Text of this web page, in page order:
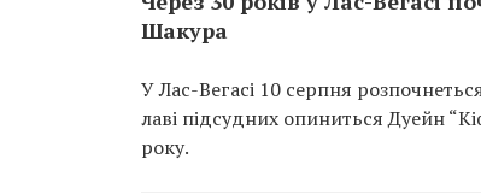
Шакура
У Лас-Вегасі 10 серпня
лаві підсудних опиниться Дуейн
року.